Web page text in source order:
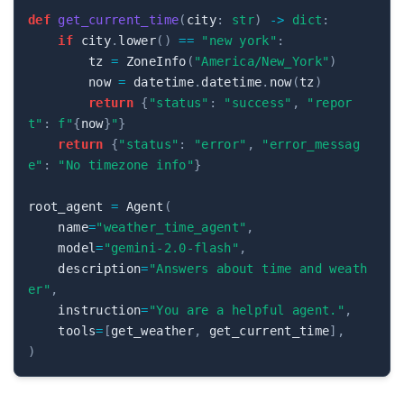
def get_current_time( city: str) -> dict :
if city. lower( ) == "new york" :
        tz
= ZoneInfo ( "America/New_York" )
        now
= datetime. datetime. now(tz )
return { "status" : "success" ,
"repor
t" : f"{now}"}
return
{"status" : "error" ,
"error_messag
e" : "No timezone info"}
root_agent = Agent (
    name
="weather_time_agent" ,
    model
="gemini-2.0-flash" ,
    description
="Answers about time and weath
er" ,
    instruction
="You are a helpful agent." ,
    tools
= [get_weather, get_current_time] ,
)